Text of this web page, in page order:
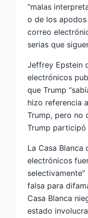
“malas
o de los
correo
serias que
Jeffrey Epstein
electrónicos
que Trump
hizo referencia
Trump, pero no
Trump participó
La Casa
electrónicos
falsa para
Casa Blanca
estado